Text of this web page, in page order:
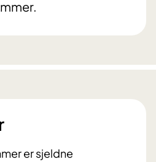
er sjeldne